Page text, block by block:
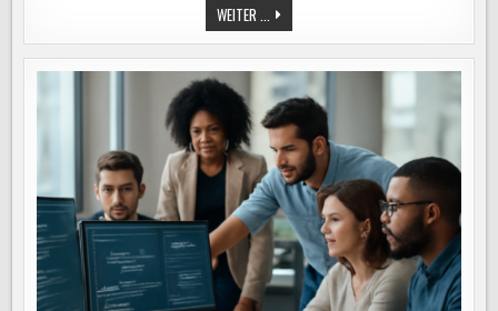
WEITER ... PROZESS
ZUR
ANWENDUNGSERSTELLUNG
MIT
NO-
CODE
PLATTFORMEN:
VON
DER
BEDARFSANALYSE
BIS
ZUR
UI-
GESTALTUNG